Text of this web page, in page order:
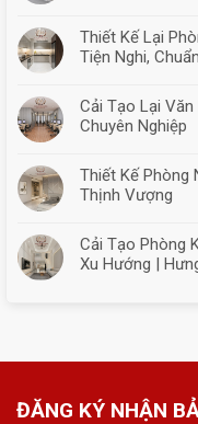
Thiết Kế Lại
Tiện Nghi,
Cải Tạo Lại
Chuyên Nghiệp
Thiết Kế Phòng
Thịnh Vượng
Cải Tạo Phòng
Xu Hướng |
ĐĂNG KÝ NHẬN